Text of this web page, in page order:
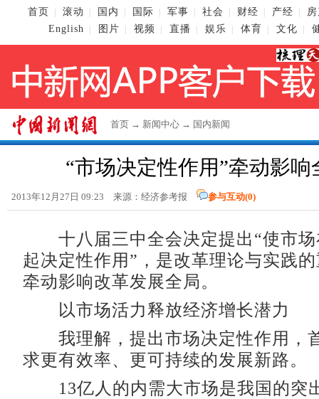
首页 滚动 国内 国际 军事 社会 财经 产经
English
图片 视频 直播 娱乐 体育 文化
首页 → 新闻中心 → 国内新闻
“市场决定性作用”牵动影响
2013年12月27日 09:23 来源：经济参考报 参与互动(0)
十八届三中全会决定提出“使市场
起决定性作用”，是改革理论与实践
牵动影响改革发展全局。
以市场活力释放经济增长潜力
我理解，提出市场决定性作用，
求更有效率、更可持续的发展新路。
13亿人的内需大市场是我国的突